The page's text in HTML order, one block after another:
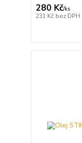
280 Kč/ks
231 Kč bez DPH